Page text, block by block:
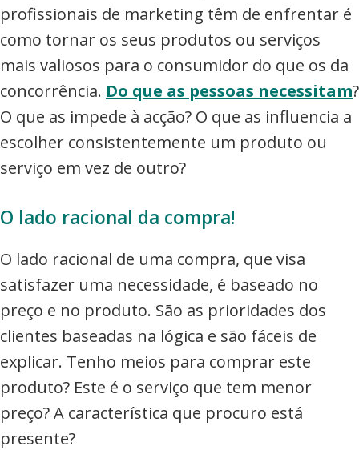
profissionais de marketing têm de enfrentar é
como tornar os seus produtos ou serviços
mais valiosos para o consumidor do que os da
concorrência. Do que as pessoas necessitam?
O que as impede à acção? O que as influencia a
escolher consistentemente um produto ou
serviço em vez de outro?
O lado racional da compra!
O lado racional de uma compra, que visa
satisfazer uma necessidade, é baseado no
preço e no produto. São as prioridades dos
clientes baseadas na lógica e são fáceis de
explicar. Tenho meios para comprar este
produto? Este é o serviço que tem menor
preço? A característica que procuro está
presente?